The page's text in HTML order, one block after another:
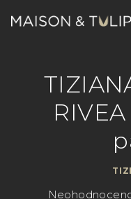
na
Průměrné